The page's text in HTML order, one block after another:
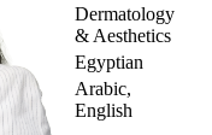
Dermatology
& Aesthetics
Egyptian
Arabic,
English